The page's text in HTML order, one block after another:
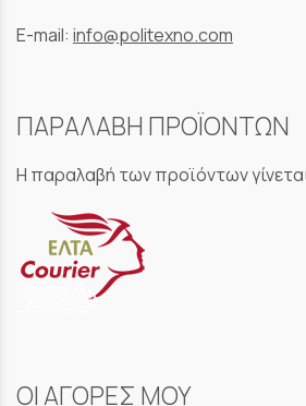
E-mail: info@politexno.com
ΠΑΡΑΛΑΒΗ ΠΡΟΪΟΝΤΩΝ
Η παραλαβή των προϊόντων
ΟΙ ΑΓΟΡΕΣ ΜΟΥ